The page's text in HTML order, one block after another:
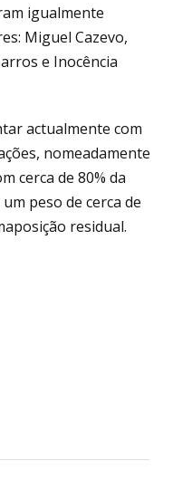
igualmente
Miguel Cazevo,
e Inocência
actualmente com
nomeadamente
cerca de 80% da
peso de cerca de
residual.